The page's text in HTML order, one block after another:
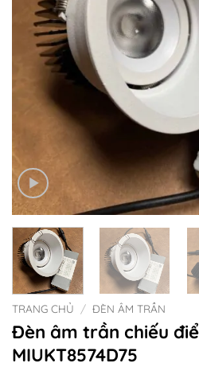
TRANG CHỦ / ĐÈN ÂM TRẦN
Đèn âm trần chiếu
MIUKT8574D75